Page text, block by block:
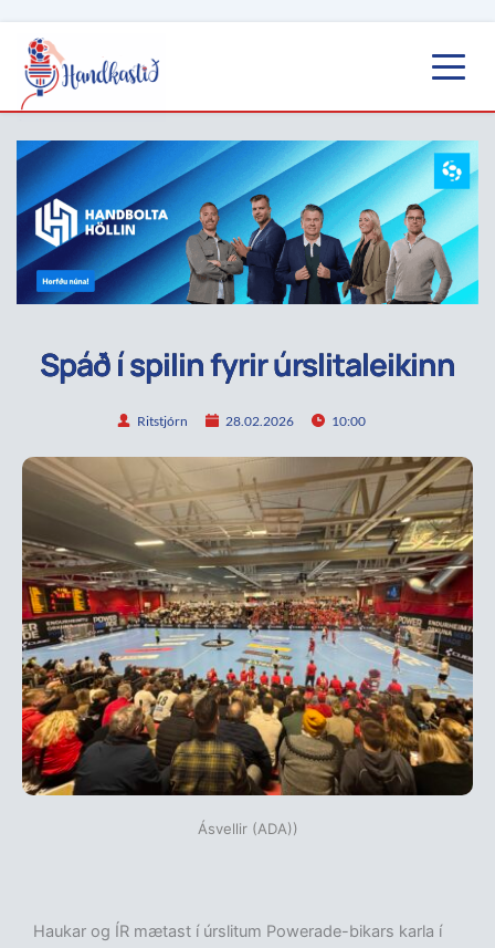
Spáð í spilin fyrir úrslitaleikinn
Ritstjórn 28.02.2026 10:00
Ásvellir (ADA))
Haukar og ÍR mætast í úrslitum Powerade-bikars karla í